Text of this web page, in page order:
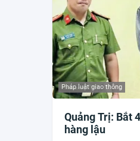
Pháp luật giao thông
Quảng Trị: Bắt
hàng lậu